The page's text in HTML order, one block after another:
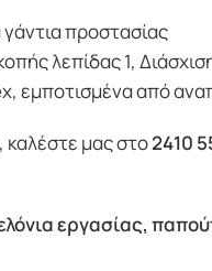
γάντια προστασίας
λεπίδας 1,
εμποτισμένα από
καλέστε μας στο2410
εργασίας,